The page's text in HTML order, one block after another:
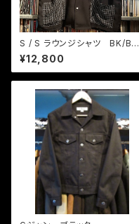
S / S ラウンジシャツ BK/BK/
WHカスリ織りチェック
¥12,800